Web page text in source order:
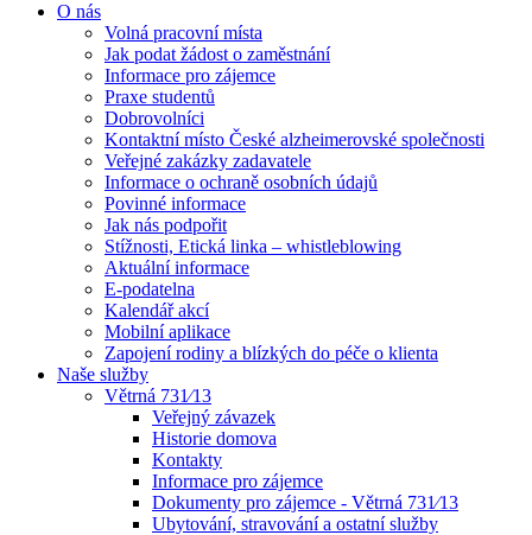
O nás
Volná pracovní místa
Jak podat žádost o zaměstnání
Informace pro zájemce
Praxe studentů
Dobrovolníci
Kontaktní místo České alzheimerovské společnosti
Veřejné zakázky zadavatele
Informace o ochraně osobních údajů
Povinné informace
Jak nás podpořit
Stížnosti, Etická linka – whistleblowing
Aktuální informace
E-podatelna
Kalendář akcí
Mobilní aplikace
Zapojení rodiny a blízkých do péče o klienta
Naše služby
Větrná 731⁄13
Veřejný závazek
Historie domova
Kontakty
Informace pro zájemce
Dokumenty pro zájemce - Větrná 731⁄13
Ubytování, stravování a ostatní služby